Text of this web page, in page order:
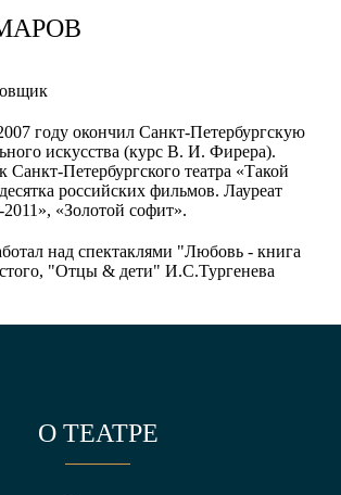
году окончил Санкт-Петербургскую
искусства (курс В. И. Фирера).
Петербургского театра «Такой
российских фильмов. Лауреат
«Золотой софит».
над спектаклями "Любовь - книга
"Отцы & дети" И.С.Тургенева
О ТЕАТРЕ